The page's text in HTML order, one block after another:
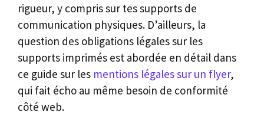
rigueur, y compris sur tes supports de
communication physiques. D’ailleurs, la
question des obligations légales sur les
supports imprimés est abordée en détail dans
ce guide sur les mentions légales sur un flyer,
qui fait écho au même besoin de conformité
côté web.